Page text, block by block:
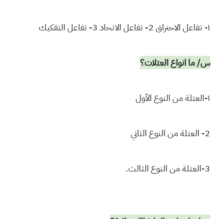
١- تفاعل الاحتراق 2- تفاعل الاتحاد 3- تفاعل التفكيك
س/ ما انواع العتلات؟
١-العتلة من النوع الأول
2- العتلة من النوع الثاني
3-العتلة من النوع الثالث.